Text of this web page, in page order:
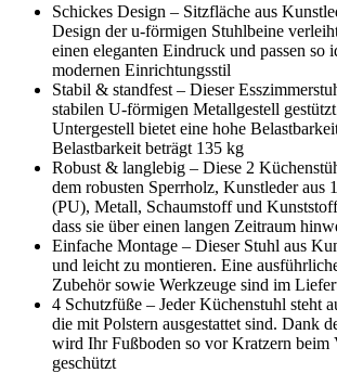
Schickes Design – Sitzfläche aus
Design der u-förmigen Stuhlbeine
einen eleganten Eindruck und passen so
modernen Einrichtungsstil
Stabil & standfest – Dieser
stabilen U-förmigen Metallgestell
Untergestell bietet eine hohe
Belastbarkeit beträgt 135 kg
Robust & langlebig – Diese 2
dem robusten Sperrholz, Kunstleder aus
(PU), Metall, Schaumstoff und
dass sie über einen langen Zeitraum
Einfache Montage – Dieser Stuhl aus
und leicht zu montieren. Eine
Zubehör sowie Werkzeuge sind im
4 Schutzfüße – Jeder Küchenstuhl steht
die mit Polstern ausgestattet sind. Dank
wird Ihr Fußboden so vor Kratzern beim
geschützt